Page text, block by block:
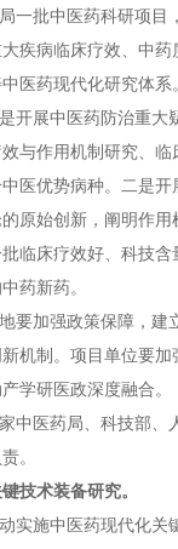
一批中医药科研项目
疾病临床疗效、中药
医药现代化研究体系
开展中医药防治重大
与作用机制研究、临
医优势病种。二是
原始创新，阐明作用
临床疗效好、科技含
药新药。
要加强政策保障，建
机制。项目单位要加
学研医政深度融合。
中医药局、科技部、
。
技术装备研究。
实施中医药现代化关